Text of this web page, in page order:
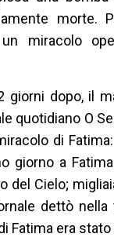
morte.
miracolo
giorni dopo, il
quotidiano O
di
giorno a
del Cielo;
dettò
Fatima era